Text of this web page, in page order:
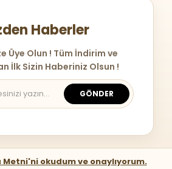
Haberler
Üye Olun ! Tüm İndirim ve
İlk Sizin Haberiniz Olsun !
GÖNDER
Metni'ni okudum ve onaylıyorum.